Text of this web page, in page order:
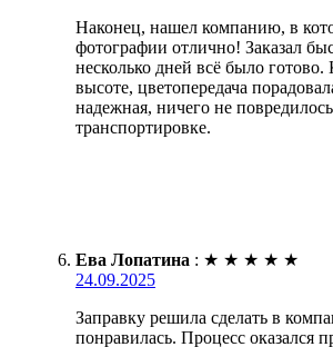
Наконец, нашел компанию, в
фотографии отлично! Заказал
несколько дней всё было готово.
высоте, цветопередача
надежная, ничего не
транспортировке.
Ева Лопатина : ★ ★ ★ ★ ★
24.09.2025
Заправку решила сделать в
понравилась. Процесс оказался